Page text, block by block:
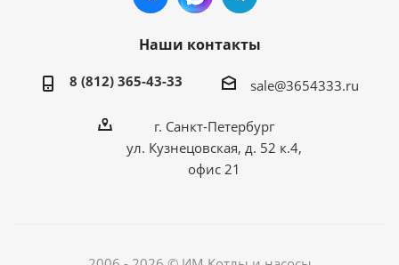
Наши контакты
8 (812) 365-43-33 sale@3654333.ru
г. Санкт-Петербург
ул. Кузнецовская, д. 52 к.4,
офис 21